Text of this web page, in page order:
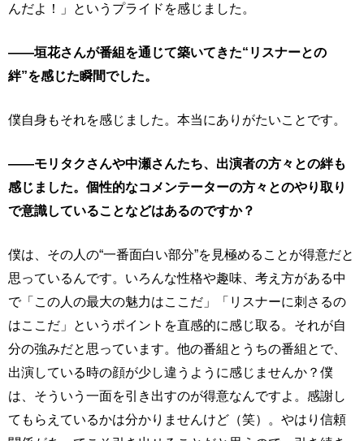
んだよ！」というプライドを感じました。
――垣花さんが番組を通じて築いてきた“リスナーとの
絆”を感じた瞬間でした。
僕自身もそれを感じました。本当にありがたいことです。
――モリタクさんや中瀬さんたち、出演者の方々との絆も
感じました。個性的なコメンテーターの方々とのやり取り
で意識していることなどはあるのですか？
僕は、その人の“一番面白い部分”を見極めることが得意だと
思っているんです。いろんな性格や趣味、考え方がある中
で「この人の最大の魅力はここだ」「リスナーに刺さるの
はここだ」というポイントを直感的に感じ取る。それが自
分の強みだと思っています。他の番組とうちの番組とで、
出演している時の顔が少し違うように感じませんか？僕
は、そういう一面を引き出すのが得意なんですよ。感謝し
てもらえているかは分かりませんけど（笑）。やはり信頼